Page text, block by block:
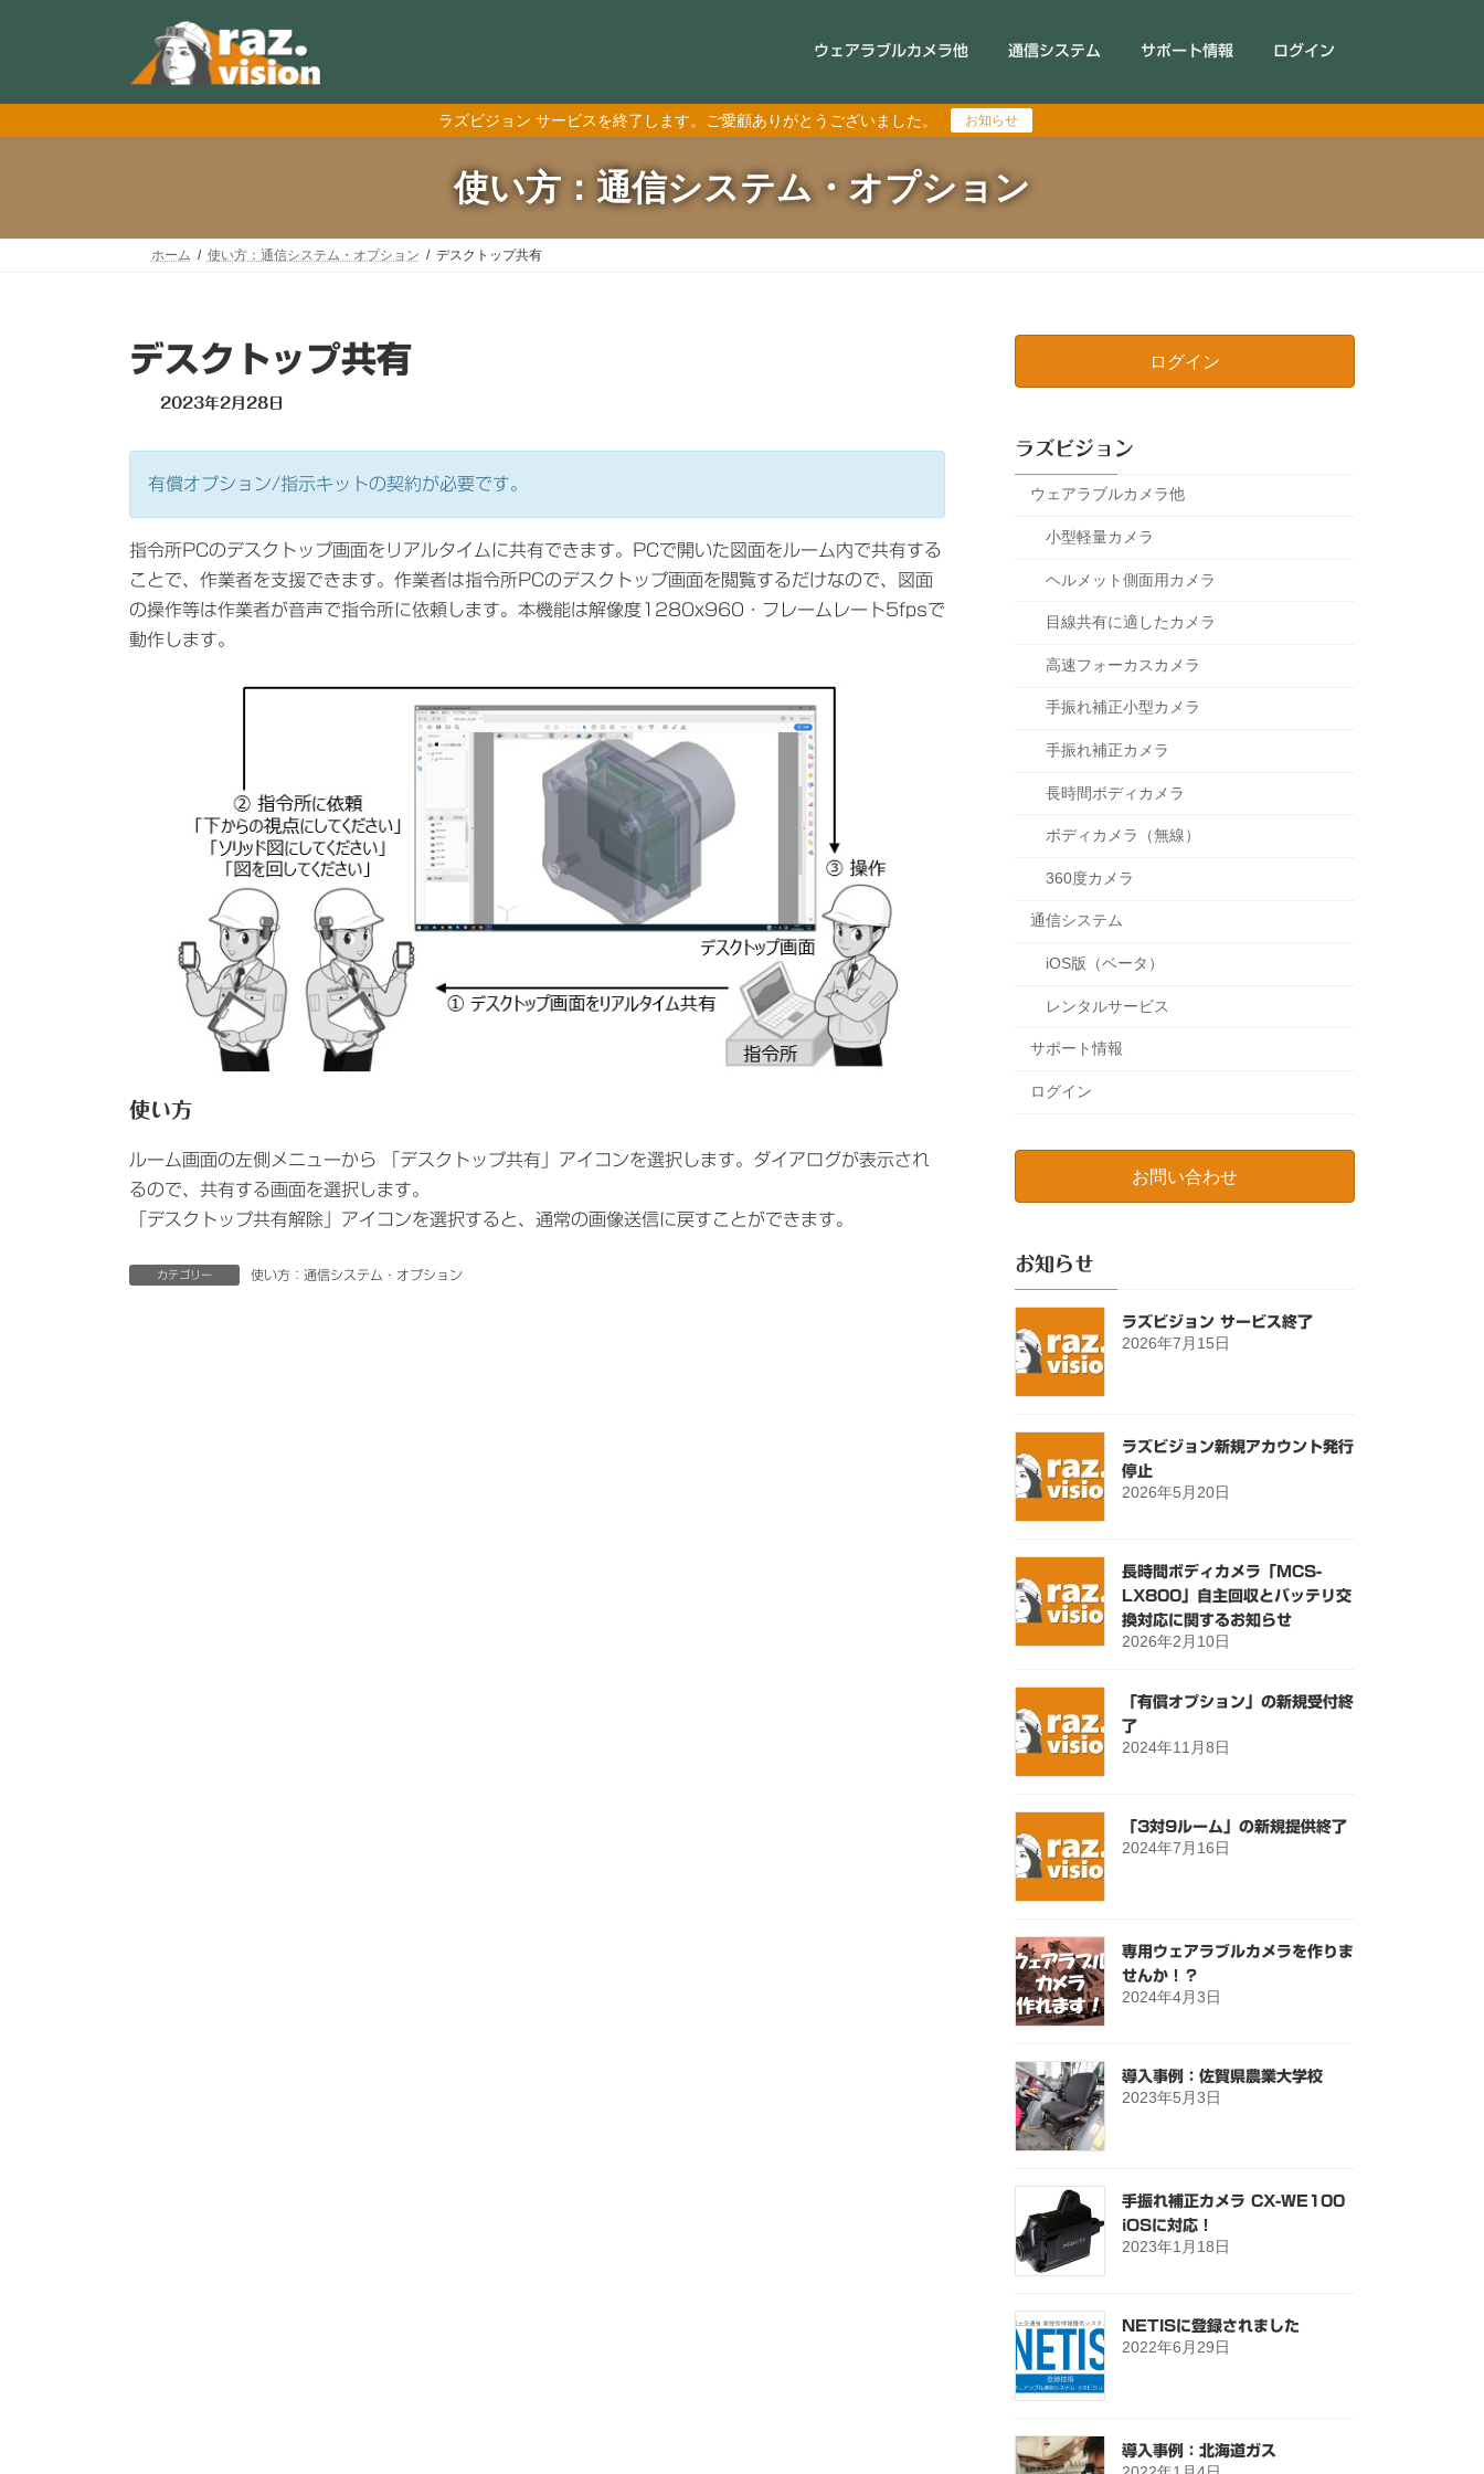
ツ
シ
ウェアラブルカメラ他 通信システム サポート情報 ログイン
ラズビジョン サービスを終了します。ご愛顧ありがとうございました。 お知らせ
使い方：通信システム・オプション
ホーム 使い方：通信システム・オプション デスクトップ共有
デスクトップ共有
最
日
2023年2月28日
有償オプション/指示キットの契約が必要です。
指令所PCのデスクトップ画面をリアルタイムに共有できます。PCで開いた図面をルーム内で共有する
ことで、作業者を支援できます。作業者は指令所PCのデスクトップ画面を閲覧するだけなので、図面
の操作等は作業者が音声で指令所に依頼します。本機能は解像度1280x960・フレームレート5fpsで
動作します。
使い方
ルーム画面の左側メニューから 「デスクトップ共有」アイコンを選択します。ダイアログが表示され
るので、共有する画面を選択します。
「デスクトップ共有解除」アイコンを選択すると、通常の画像送信に戻すことができます。
カテゴリー 使い方：通信システム・オプション
ログイン
ラズビジョン
ウェアラブルカメラ他
小型軽量カメラ
ヘルメット側面用カメラ
目線共有に適したカメラ
高速フォーカスカメラ
手振れ補正小型カメラ
手振れ補正カメラ
長時間ボディカメラ
ボディカメラ（無線）
360度カメラ
通信システム
iOS版（ベータ）
レンタルサービス
サポート情報
ログイン
お問い合わせ
お知らせ
ラズビジョン サービス終了
2026年7月15日
ラズビジョン新規アカウント発行
停止
2026年5月20日
長時間ボディカメラ「MCS-
LX800」自主回収とバッテリ交
換対応に関するお知らせ
2026年2月10日
「有償オプション」の新規受付終
了
2024年11月8日
「3対9ルーム」の新規提供終了
2024年7月16日
専用ウェアラブルカメラを作りま
せんか！？
2024年4月3日
導入事例：佐賀県農業大学校
2023年5月3日
手振れ補正カメラ CX-WE100
iOSに対応！
2023年1月18日
NETISに登録されました
2022年6月29日
導入事例：北海道ガス